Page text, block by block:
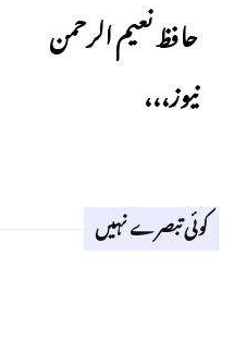
حافظ نعیم الرحمن
نیوز،،،
کوئی تبصرے نہیں